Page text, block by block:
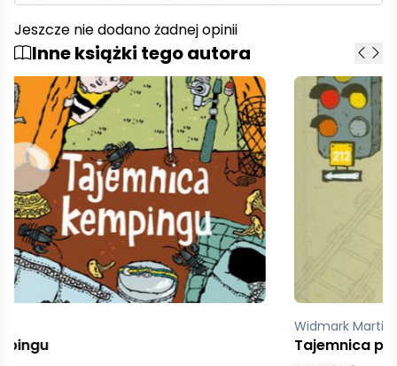
Jeszcze nie dodano żadnej opinii
Inne książki tego autora
Tajemnica pociągu